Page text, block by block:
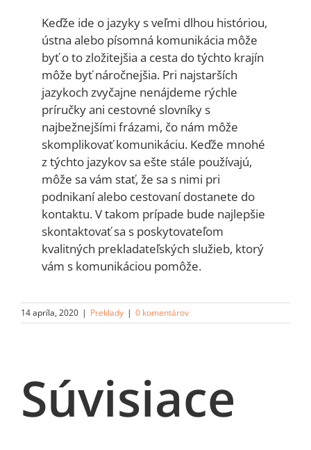
Keďže ide o jazyky s veľmi dlhou históriou,
ústna alebo písomná komunikácia môže
byť o to zložitejšia a cesta do týchto krajín
môže byť náročnejšia. Pri najstarších
jazykoch zvyčajne nenájdeme rýchle
príručky ani cestovné slovníky s
najbežnejšími frázami, čo nám môže
skomplikovať komunikáciu. Keďže mnohé
z týchto jazykov sa ešte stále používajú,
môže sa vám stať, že sa s nimi pri
podnikaní alebo cestovaní dostanete do
kontaktu. V takom prípade bude najlepšie
skontaktovať sa s poskytovateľom
kvalitných prekladateľských služieb, ktorý
vám s komunikáciou pomôže.
14 apríla, 2020 | Preklady | 0 komentárov
Súvisiace